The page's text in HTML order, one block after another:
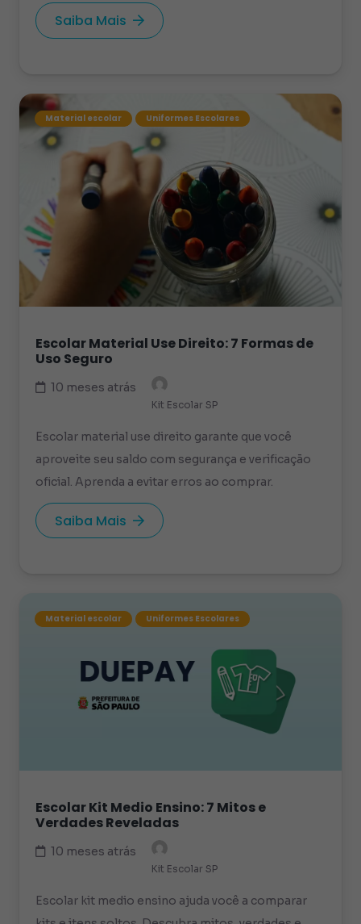
Saiba Mais
Material escolar Uniformes Escolares
Escolar Material Use Direito: 7 Formas de
Uso Seguro
10 meses atrás
Kit Escolar SP
Escolar material use direito garante que você
aproveite seu saldo com segurança e verificação
oficial. Aprenda a evitar erros ao comprar.
Saiba Mais
Material escolar Uniformes Escolares
Escolar Kit Medio Ensino: 7 Mitos e
Verdades Reveladas
10 meses atrás
Kit Escolar SP
Escolar kit medio ensino ajuda você a comparar